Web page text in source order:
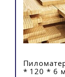
* 120 * 6